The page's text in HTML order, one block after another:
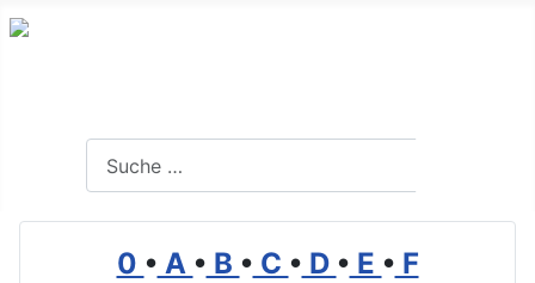
0 • A • B • C • D • E • F